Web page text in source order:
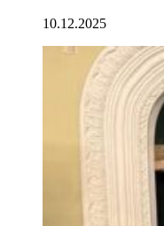
10.12.2025